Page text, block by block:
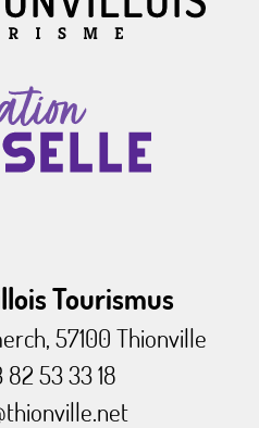
Tourismus
57100 Thionville
82 53 33 18